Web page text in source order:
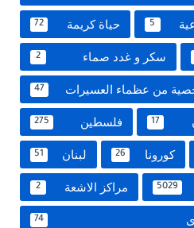
5 حياة كريمة 72
سكر و غدد صماء 2
من عظماء العسيرات 47
17 فلسطين 275
كورونا 26 لبنان 51
5029 مراكز الاشعة 2
74